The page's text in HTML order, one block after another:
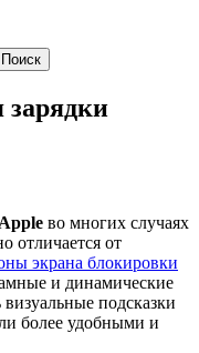
зарядки
Apple во многих случаях
отличается от
экрана блокировки
и динамические
подсказки
более удобными и